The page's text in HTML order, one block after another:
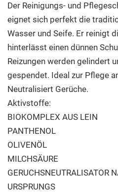
Der Reinigungs- und
eignet sich perfekt die
Wasser und Seife. Er reinigt
hinterlässt einen dünnen
Reizungen werden gelindert
gespendet. Ideal zur Pflege
Neutralisiert Gerüche.
Aktivstoffe:
BIOKOMPLEX AUS LEIN
PANTHENOL
OLIVENÖL
MILCHSÄURE
GERUCHSNEUTRALISATOR
URSPRUNGS